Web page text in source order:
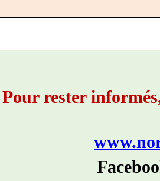
Pour rester